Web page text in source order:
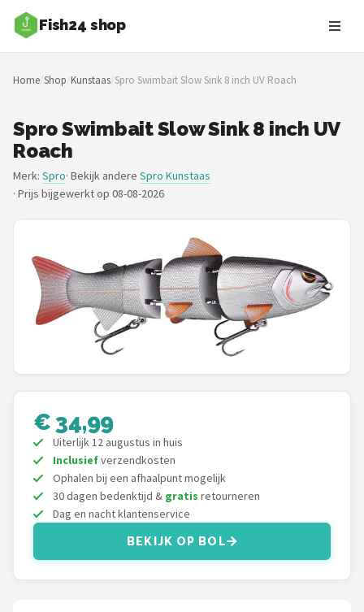
Fish24 shop
Zoeken
NAVIGATIE
Merken
Blog
Hengels
Molens
Kunstaas
Shop
POPULAIRE MERKEN
Westin
Home/Shop/Kunstaas/Spro Swimbait Slow Sink 8 inch UV Roach
Spro Swimbait Slow Sink 8 inch UV
Roach
Merk: Spro· Bekijk andere Spro Kunstaas
· Prijs bijgewerkt op 08-08-2026
€ 34,99
Uiterlijk 12 augustus in huis
Inclusiefverzendkosten
Ophalen bij een afhaalpunt mogelijk
30 dagen bedenktijd & gratis retourneren
Dag en nacht klantenservice
BEKIJK OP BOL